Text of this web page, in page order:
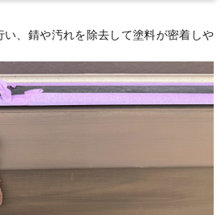
、錆や汚れを除去して塗料が密着しや